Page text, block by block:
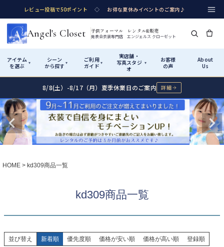
レビュー投稿で50ポイント ◇ お得な夏休みイベントのご案内♪
Angel's Closet 子供フォーマル レンタル&販売
発表会衣装専門店 エンジェルス クローゼット
アイテム
を選ぶ
▾
シーン
から探す ▾
ご利用
ガイド ▾
実店舗・
写真スタジ
オ
▾
お客様
の声
About
Us
Shop by Category アイテムから探す
カテゴリ詳細→ サイズで選ぶ→
七五三着物 シューズ
Shop by Occasion シーンから探す
性別・サイズで絞り込む→
Recital & Concours Wedding
How It Works ご利用ガイド
Startはじめに
01
レンタル・販売の入口
03 Angel's Closetについて
Visit Us 実店舗・写真スタジオ
8/8(土）-8/17（月）夏季休業日のご案内 詳細
HOME kd309商品一覧
kd309商品一覧
並び替え 新着順 優先度順 価格が安い順 価格が高い順 登録順